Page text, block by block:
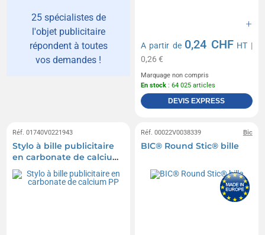
25 spécialistes de
l'objet publicitaire
répondent à toutes
vos demandes !
A partir de 0,24 CHF HT |
0,26 €
Marquage non compris
En stock : 64 025 articles
DEVIS EXPRESS
Réf. 01740V0221943
Stylo à bille publicitaire
en carbonate de calcium
PP
Bic
Réf. 00022V0038339
BIC® Round Stic® bille